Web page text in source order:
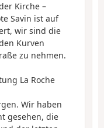
Kirche –
Savin ist auf
wir sind die
Kurven
zu nehmen.
La Roche
Wir haben
gesehen, die